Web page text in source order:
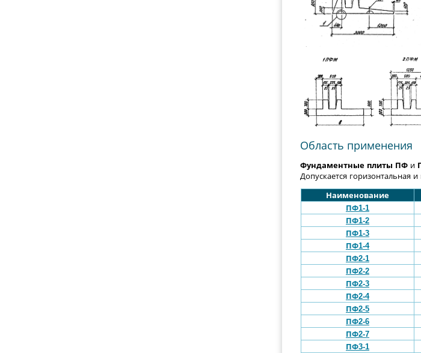
Область применения
Фундаментные плиты ПФ и
Допускается горизонтальная
Наименование
ПФ1-1
ПФ1-2
ПФ1-3
ПФ1-4
ПФ2-1
ПФ2-2
ПФ2-3
ПФ2-4
ПФ2-5
ПФ2-6
ПФ2-7
ПФ3-1